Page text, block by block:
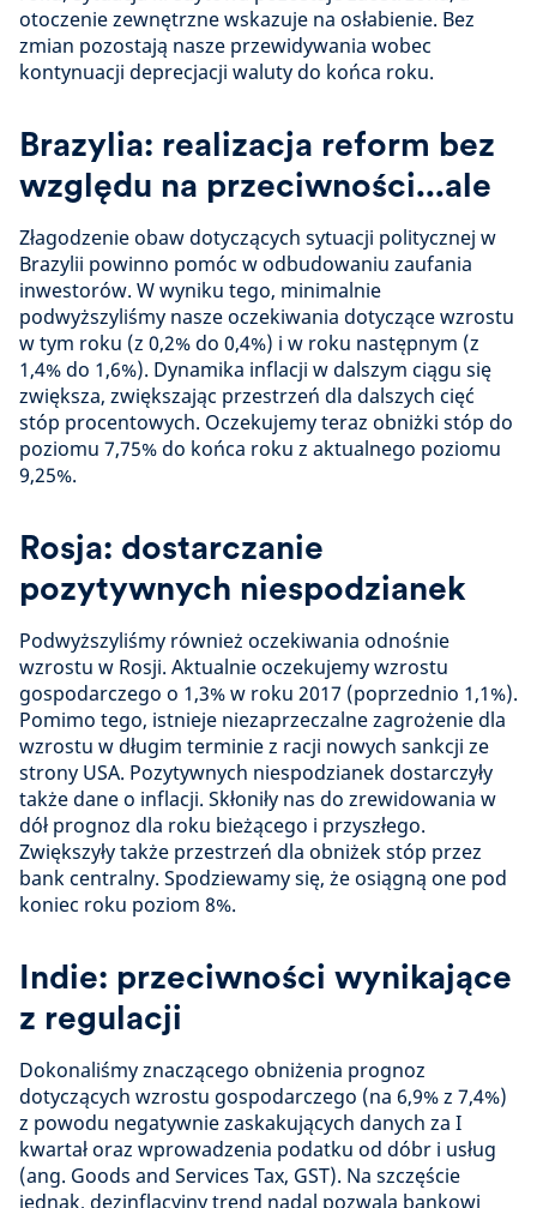
otoczenie zewnętrzne wskazuje na osłabienie. Bez
zmian pozostają nasze przewidywania wobec
kontynuacji deprecjacji waluty do końca roku.
Brazylia: realizacja reform bez
względu na przeciwności...ale
Złagodzenie obaw dotyczących sytuacji politycznej w
Brazylii powinno pomóc w odbudowaniu zaufania
inwestorów. W wyniku tego, minimalnie
podwyższyliśmy nasze oczekiwania dotyczące wzrostu
w tym roku (z 0,2% do 0,4%) i w roku następnym (z
1,4% do 1,6%). Dynamika inflacji w dalszym ciągu się
zwiększa, zwiększając przestrzeń dla dalszych cięć
stóp procentowych. Oczekujemy teraz obniżki stóp do
poziomu 7,75% do końca roku z aktualnego poziomu
9,25%.
Rosja: dostarczanie
pozytywnych niespodzianek
Podwyższyliśmy również oczekiwania odnośnie
wzrostu w Rosji. Aktualnie oczekujemy wzrostu
gospodarczego o 1,3% w roku 2017 (poprzednio 1,1%).
Pomimo tego, istnieje niezaprzeczalne zagrożenie dla
wzrostu w długim terminie z racji nowych sankcji ze
strony USA. Pozytywnych niespodzianek dostarczyły
także dane o inflacji. Skłoniły nas do zrewidowania w
dół prognoz dla roku bieżącego i przyszłego.
Zwiększyły także przestrzeń dla obniżek stóp przez
bank centralny. Spodziewamy się, że osiągną one pod
koniec roku poziom 8%.
Indie: przeciwności wynikające
z regulacji
Dokonaliśmy znaczącego obniżenia prognoz
dotyczących wzrostu gospodarczego (na 6,9% z 7,4%)
z powodu negatywnie zaskakujących danych za I
kwartał oraz wprowadzenia podatku od dóbr i usług
(ang. Goods and Services Tax, GST). Na szczęście
jednak, dezinflacyjny trend nadal pozwala bankowi